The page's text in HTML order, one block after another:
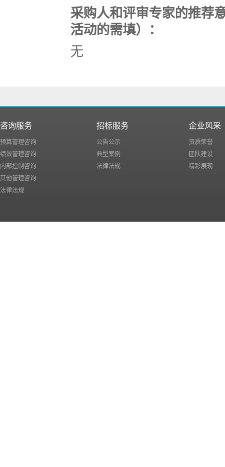
采购人和评审专家的推荐
活动的需填）：
无
咨询服务
预算管理咨询
绩效管理咨询
内部控制咨询
其他管理咨询
法律法规
招标服务
公告公示
典型案例
法律法规
企业风采
资质荣誉
团队建设
精彩展现